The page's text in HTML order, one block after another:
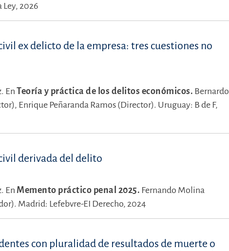
2026
ex delicto de la empresa: tres cuestiones no
EnTeoría y práctica de los delitos económicos. Bernardo
Enrique Peñaranda Ramos (Director). Uruguay: B de F,
derivada del delito
En Memento práctico penal 2025. Fernando Molina
Madrid: Lefebvre-EI Derecho, 2024
con pluralidad de resultados de muerte o